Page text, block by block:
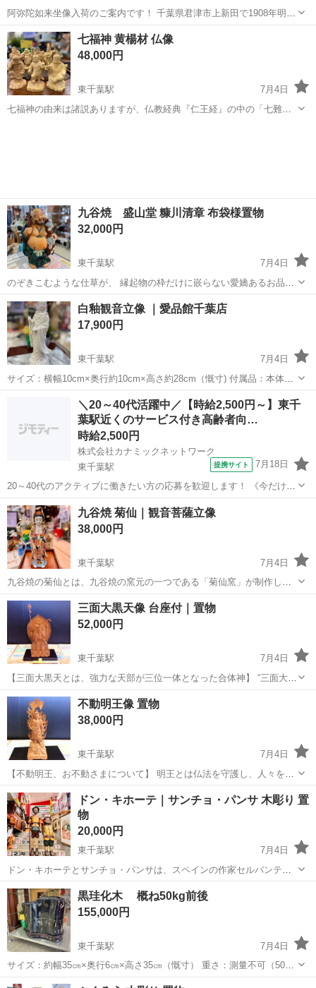
阿弥陀如来坐像入荷のご案内です！ 千葉県君津市上新田で1908年明治
41年に生まれた 彫刻家の安西順一さんの作品となります 安西先生の作
品は千葉県内各所の公共彫刻や 千葉市立郷土博物館（亥鼻城）の千葉
常胤像があり...
千葉 千葉市 東千葉駅 インテリア雑貨/小物
七福神 黄楊材 仏像
48,000円
東千葉駅
7月4日
七福神の由来は諸説ありますが、仏教経典『仁王経』の中の「七難即
九谷焼 盛山堂 糠川清章 布袋様置物
32,000円
東千葉駅
7月4日
のぞきこむような仕草が、 縁起物の枠だけに嵌らない愛嬌あるお品物
見れば見るほど引き込まれます。 ■糠川清章（はせがわせいしょう）
昭和21年生 各美術賞を入賞した実力作家 政府省令に依り工芸美術作家
の認定 ...
千葉 千葉市 東千葉駅 インテリア雑貨/小物
白釉観音立像 ｜愛品館千葉店
17,900円
東千葉駅
7月4日
サイズ：横幅10cm×奥行約10cm×高さ約28cm（慨寸) 付属品：本体の
み *********************** お問い合わせ番号 112-048370-105 店頭価
格 17,900 円（税込...
東千葉駅 インテリア雑貨/小物 のみ
＼20～40代活躍中／【時給2,500円～】東千
葉駅近くのサービス付き高齢者向…
時給2,500円
株式会社カナミックネットワーク
東千葉駅
提携サイト 7月18日
20～40代のアクティブに働きたい方の応募を歓迎します！ 《今だけ
+100円UPキャンペーン!》看護スタッフ/安心のサポート体制/サ高住
KN6 *<あなたのスキルを必要としている施設があります!>* 〇最短3日
でお仕...
千葉 東千葉駅 看護師
九谷焼 菊仙｜観音菩薩立像
38,000円
東千葉駅
7月4日
九谷焼の菊仙とは、九谷焼の窯元の一つである「菊仙窯」が制作した
陶器のことで、菊仙窯は九谷焼の中でも特に伝統的な技法である九谷
五彩と鮮やかな色付けが特徴です。 菊仙窯は、九谷焼の伝統を守りな
がらも、現代的なデザインやキャ...
千葉 千葉市 東千葉駅 インテリア雑貨/小物
三面大黒天像 台座付｜置物
52,000円
東千葉駅
7月4日
【三面大黒天とは、強力な天部が三位一体となった合体神】 “三面大黒
天”は、護国豊穣の福の神＝大黒天、必勝と財運の福の神＝毘沙門天、
福徳財宝の福の神＝弁財天という単独でも強力な天部が三位一体とな
った最強の福の神です。 ...
千葉 千葉市 東千葉駅 インテリア雑貨/小物
不動明王像 置物
38,000円
東千葉駅
7月4日
【不動明王、お不動さまについて】 明王とは仏法を守護し、人々を災
いや迷いから救ってくださる仏さまです。 中でも「お不動さま」と呼
ばれ、広く信仰を集めるのが不動明王さまです。 お不動さまのお姿
は、煩...
千葉 千葉市 東千葉駅 インテリア雑貨/小物 不動明王
ドン・キホーテ｜サンチョ・パンサ 木彫り 置
物
20,000円
東千葉駅
7月4日
ドン・キホーテとサンチョ・パンサは、スペインの作家セルバンテス
の小説『ドン・キホーテ』に登場する、時代錯誤な理想を追い求める
騎士ドン・キホーテと、現実的で庶民的な従者サンチョ・パンサとい
千葉 千葉市 東千葉駅 インテリア雑貨/小物
黒珪化木 概ね50kg前後
155,000円
東千葉駅
7月4日
サイズ：約幅35㎝×奥行6㎝×高さ35㎝（慨寸） 重さ：測量不可（50kg
程あるとおもわれます） ********************** お問い合わせ番号112-
千葉 千葉市 東千葉駅 インテリア雑貨/小物